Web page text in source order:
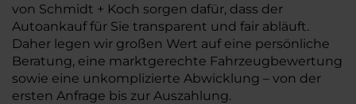
von Schmidt + Koch sorgen dafür, dass der
Autoankauf für Sie transparent und fair abläuft.
Daher legen wir großen Wert auf eine persönliche
Beratung, eine marktgerechte Fahrzeugbewertung
sowie eine unkomplizierte Abwicklung – von der
ersten Anfrage bis zur Auszahlung.